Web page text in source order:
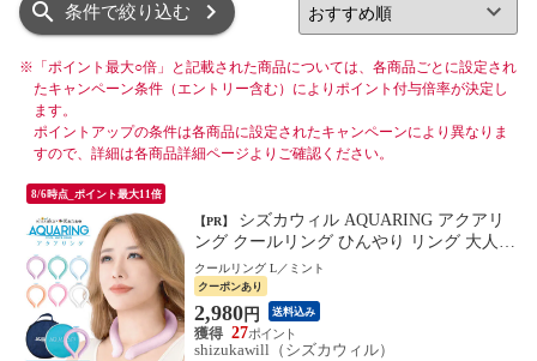
条件で絞り込む
※ 「ポイント最大○倍」と記載された商品については、各商品ごとに設定され
たキャンペーン条件（エントリー含む）によりポイント付与倍率が決定し
ます。
ポイントアップの条件は各商品に設定されたキャンペーンにより異なりま
すので、詳細は各商品詳細ページよりご確認ください。
8/6時点_ポイント最大11倍
【PR】
ング クールリング ひんやり リング 大人用
子供用 冷感グッズ アイス リング 暑さ対策
グッズ 熱中症対策グッズ 保冷剤 保冷バッ
グ L ミント 保冷剤＋バッグ 1個入り
クールリング L／ミント
クーポンあり
2,980円 送料込み
27
shizukawill（シズカウィル）